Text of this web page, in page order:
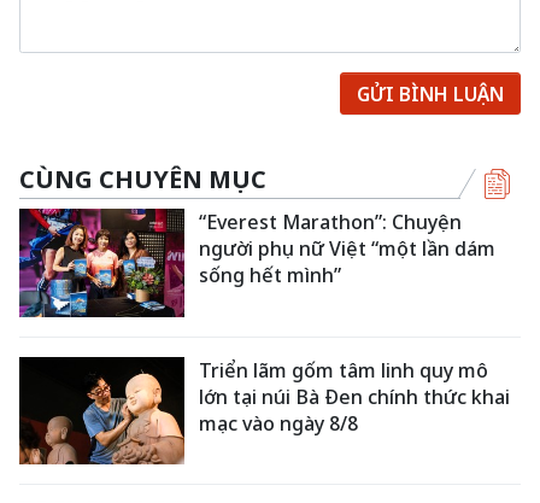
GỬI BÌNH LUẬN
CÙNG CHUYÊN MỤC
“Everest Marathon”: Chuyện
người phụ nữ Việt “một lần dám
sống hết mình”
Triển lãm gốm tâm linh quy mô
lớn tại núi Bà Đen chính thức khai
mạc vào ngày 8/8